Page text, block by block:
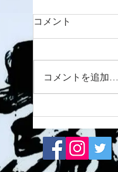
8/7 須磨南道場
コメント
コメントを追加…